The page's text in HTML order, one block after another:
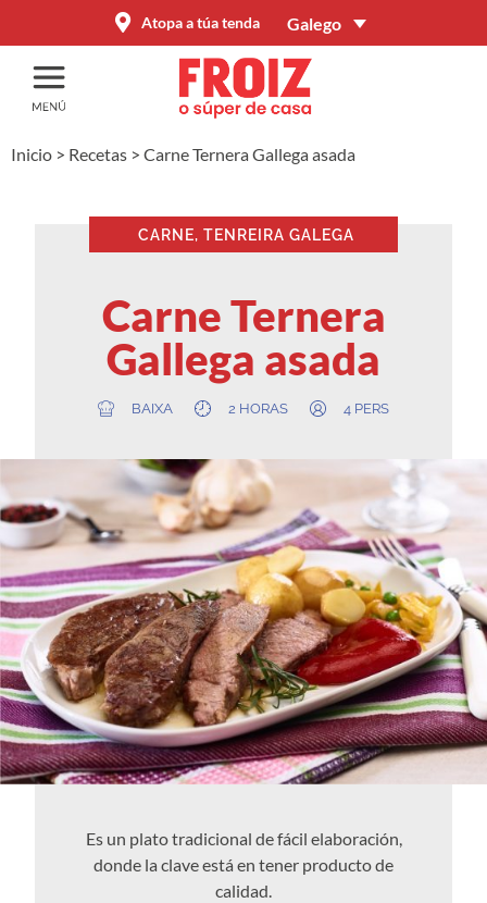
Atopa a túa tenda Galego
Inicio > Recetas > Carne Ternera Gallega asada
CARNE, TENREIRA GALEGA
Carne Ternera
Gallega asada
BAIXA 2 HORAS 4 PERS
Es un plato tradicional de fácil elaboración,
donde la clave está en tener producto de
calidad.